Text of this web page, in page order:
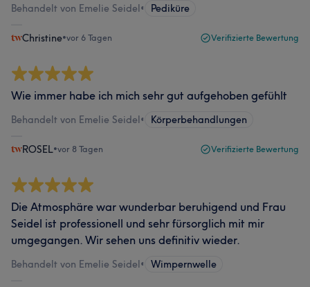
Behandelt von Emelie Seidel• Pediküre
Christine•vor 6 Tagen Verifizierte Bewertung
Wie immer habe ich mich sehr gut aufgehoben gefühlt
Behandelt von Emelie Seidel• Körperbehandlungen
ROSEL•vor 8 Tagen Verifizierte Bewertung
Die Atmosphäre war wunderbar beruhigend und Frau
Seidel ist professionell und sehr fürsorglich mit mir
umgegangen. Wir sehen uns definitiv wieder.
Behandelt von Emelie Seidel• Wimpernwelle